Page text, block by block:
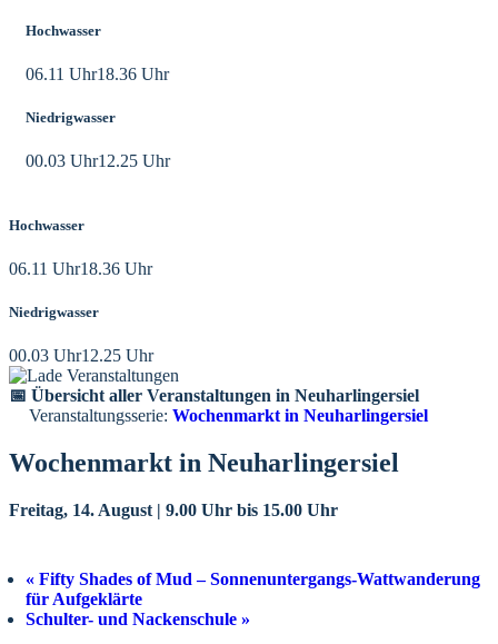
Hochwasser
06.11 Uhr18.36 Uhr
Niedrigwasser
00.03 Uhr12.25 Uhr
Hochwasser
06.11 Uhr18.36 Uhr
Niedrigwasser
00.03 Uhr12.25 Uhr
📅 Übersicht aller Veranstaltungen in Neuharlingersiel
Veranstaltungsserie: Wochenmarkt in Neuharlingersiel
Wochenmarkt in Neuharlingersiel
Freitag, 14. August | 9.00 Uhr bis 15.00 Uhr
« Fifty Shades of Mud – Sonnenuntergangs-Wattwanderung
für Aufgeklärte
Schulter- und Nackenschule »